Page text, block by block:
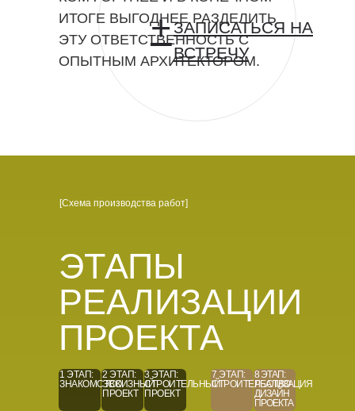
ИТОГЕ ВЫГОДНЕЕ РАЗДЕЛИТЬ
ЭТУ ОТВЕТСТВЕННОСТЬ С
ОПЫТНЫМ АРХИТЕКТОРОМ.
ЗАПИСАТЬСЯ НА
ВСТРЕЧУ
+
3 ЭТАП:
CТРОИТЕЛЬНЫЙ
ПРОЕКТ
1 ЭТАП:
ЗНАКОМСТВО
8 ЭТАП:
РЕАЛИЗАЦИЯ
ДИЗАЙН
ПРОЕКТА
7 ЭТАП:
СТРОИТЕЛЬСТВО
2 ЭТАП:
ЭСКИЗНЫЙ
ПРОЕКТ
ЭТАПЫ
РЕАЛИЗАЦИИ
ПРОЕКТА
[Схема производства работ]